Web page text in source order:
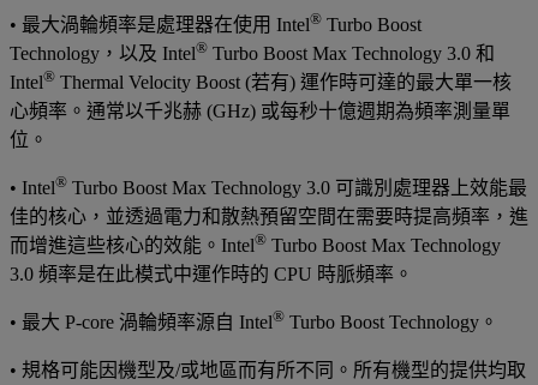
• 最大渦輪頻率是處理器在使用 Intel® Turbo Boost
Technology，以及 Intel® Turbo Boost Max Technology 3.0 和
Intel® Thermal Velocity Boost (若有) 運作時可達的最大單一核
心頻率。通常以千兆赫 (GHz) 或每秒十億週期為頻率測量單
位。
• Intel® Turbo Boost Max Technology 3.0 可識別處理器上效能最
佳的核心，並透過電力和散熱預留空間在需要時提高頻率，進
而增進這些核心的效能。Intel® Turbo Boost Max Technology
3.0 頻率是在此模式中運作時的 CPU 時脈頻率。
• 最大 P-core 渦輪頻率源自 Intel® Turbo Boost Technology。
• 規格可能因機型及/或地區而有所不同。所有機型的提供均取